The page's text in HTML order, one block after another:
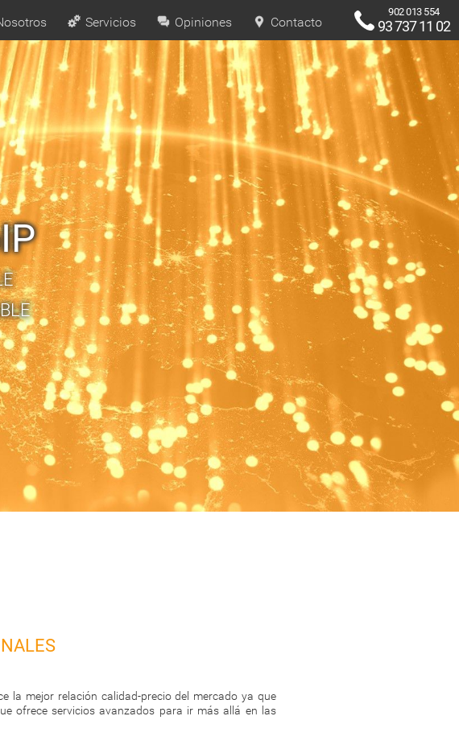
902 013 554
93 737 11 02
Servicios Opiniones Contacto
la mejor relación calidad-precio del mercado ya que
ofrece servicios avanzados para ir más allá en las